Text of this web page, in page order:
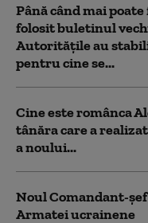
Până când mai poate
folosit buletinul
Autoritățile au
pentru cine se...
Cine este românca
tânăra care a
a noului...
Noul Comandant-
Armatei ucrainene